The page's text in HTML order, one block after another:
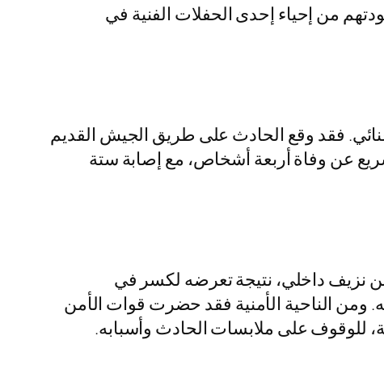
من إحياء إحدى الحفلات الفنية في
فقد وقع الحادث على طريق الجيش القديم
عن وفاة أربعة أشخاص، مع إصابة ستة
نزيف داخلي، نتيجة تعرضه لكسر في
ومن الناحية الأمنية فقد حضرت قوات الأمن
للوقوف على ملابسات الحادث وأسبابه.